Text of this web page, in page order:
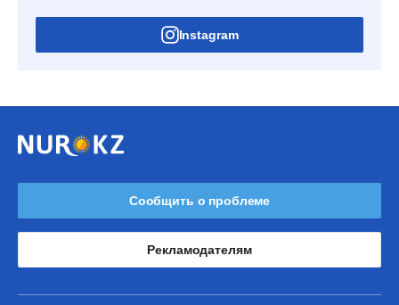
Instagram
Сообщить о проблеме
Рекламодателям